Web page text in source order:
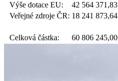
Výše dotace EU: 42 564 371,83
Veřejné zdroje ČR: 18 241 873,64
Celková částka: 60 806 245,00